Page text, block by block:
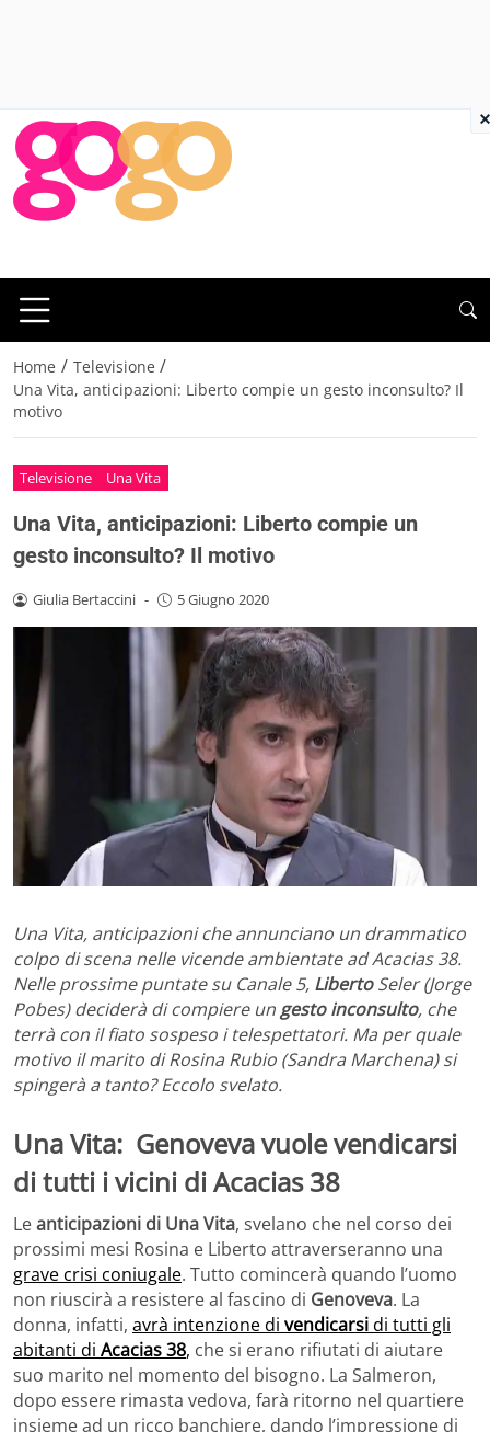
Home / Televisione /
Una Vita, anticipazioni: Liberto compie un gesto inconsulto? Il
motivo
Televisione Una Vita
Una Vita, anticipazioni: Liberto compie un
gesto inconsulto? Il motivo
Giulia Bertaccini - 5 Giugno 2020
Una Vita, anticipazioni che annunciano un drammatico
colpo di scena nelle vicende ambientate ad Acacias 38.
Nelle prossime puntate su Canale 5, LibertoSeler (Jorge
Pobes) deciderà di compiere ungesto inconsulto, che
terrà con il fiato sospeso i telespettatori. Ma per quale
motivo il marito di Rosina Rubio (Sandra Marchena) si
spingerà a tanto? Eccolo svelato.
Una Vita: Genoveva vuole vendicarsi
di tutti i vicini di Acacias 38
Leanticipazioni di Una Vita, svelano che nel corso dei
prossimi mesi Rosina e Liberto attraverseranno una
grave crisi coniugale. Tutto comincerà quando l’uomo
non riuscirà a resistere al fascino di Genoveva. La
donna, infatti, avrà intenzione di vendicarsidi tutti gli
abitanti di Acacias 38, che si erano rifiutati di aiutare
suo marito nel momento del bisogno. La Salmeron,
dopo essere rimasta vedova, farà ritorno nel quartiere
insieme ad un ricco banchiere, dando l’impressione di
×